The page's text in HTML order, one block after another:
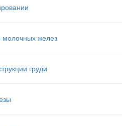
молочных желез
груди